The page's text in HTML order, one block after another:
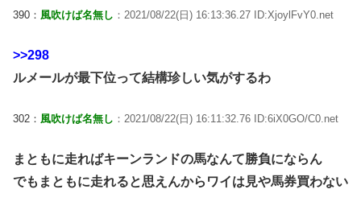
390： 風吹けば名無し ：2021/08/22(日) 16:13:36.27 ID:XjoylFvY0.net
>>298
ルメールが最下位って結構珍しい気がするわ
302： 風吹けば名無し ：2021/08/22(日) 16:11:32.76 ID:6iX0GO/C0.net
まともに走ればキーンランドの馬なんて勝負にならん
でもまともに走れると思えんからワイは見や馬券買わない